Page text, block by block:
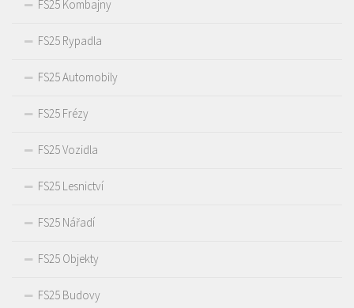
FS25 Kombajny
FS25 Rypadla
FS25 Automobily
FS25 Frézy
FS25 Vozidla
FS25 Lesnictví
FS25 Nářadí
FS25 Objekty
FS25 Budovy